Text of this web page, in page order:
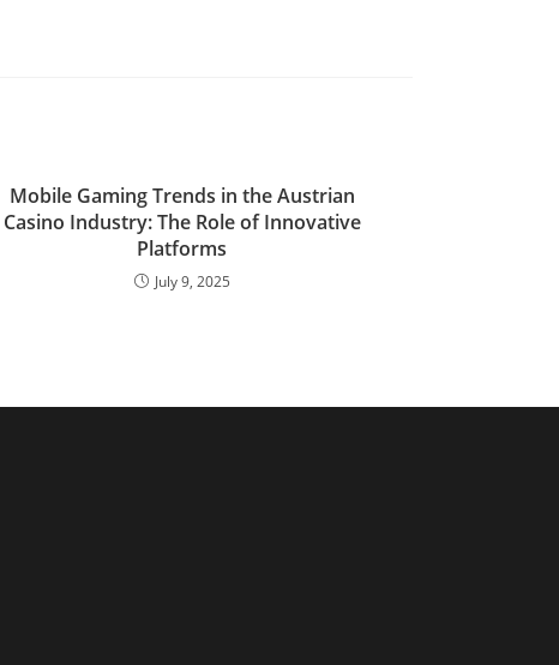
Mobile Gaming Trends in the Austrian
Casino Industry: The Role of Innovative
Platforms
July 9, 2025